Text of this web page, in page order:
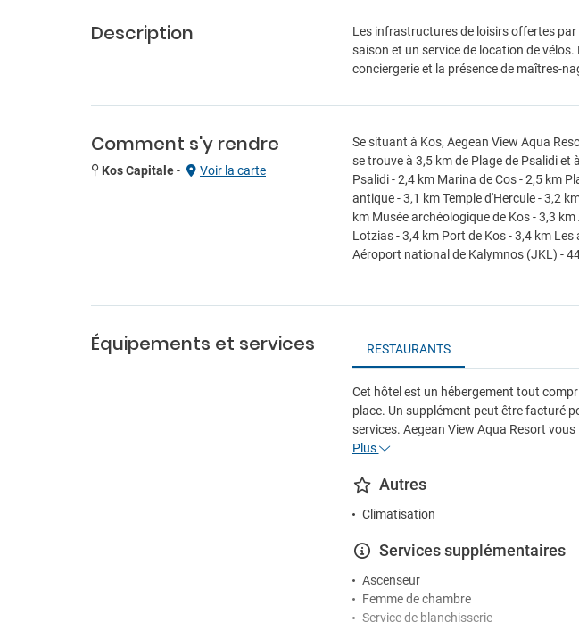
Description
Les infrastructures de loisirs offertes
saison et un service de location de
conciergerie et la présence de maîtres-
Comment s'y rendre
Kos Capitale- Voir la carte
Se situant à Kos, Aegean View Aqua
se trouve à 3,5 km de Plage de Psalidi
Psalidi - 2,4 km Marina de Cos - 2,5 km
antique - 3,1 km Temple d'Hercule - 3,2
km Musée archéologique de Kos - 3,3
Lotzias - 3,4 km Port de Kos - 3,4 km
Aéroport national de Kalymnos (JKL) -
Équipements et services RESTAURANTS
Cet hôtel est un hébergement tout
place. Un supplément peut être facturé
services. Aegean View Aqua Resort
Plus
Autres
Climatisation
Services supplémentaires
Ascenseur
Femme de chambre
Service de blanchisserie